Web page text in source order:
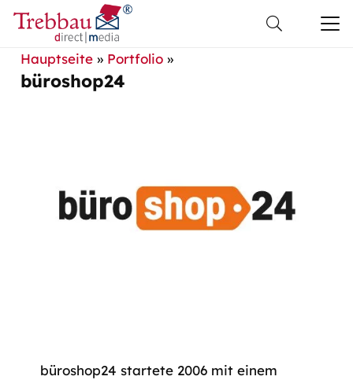
Hauptseite» Portfolio»
büroshop24
büroshop24 startete 2006 mit einem